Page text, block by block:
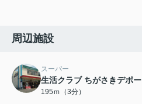
周辺施設
スーパー
生活クラブ ちがさきデポー
195ｍ（3分）